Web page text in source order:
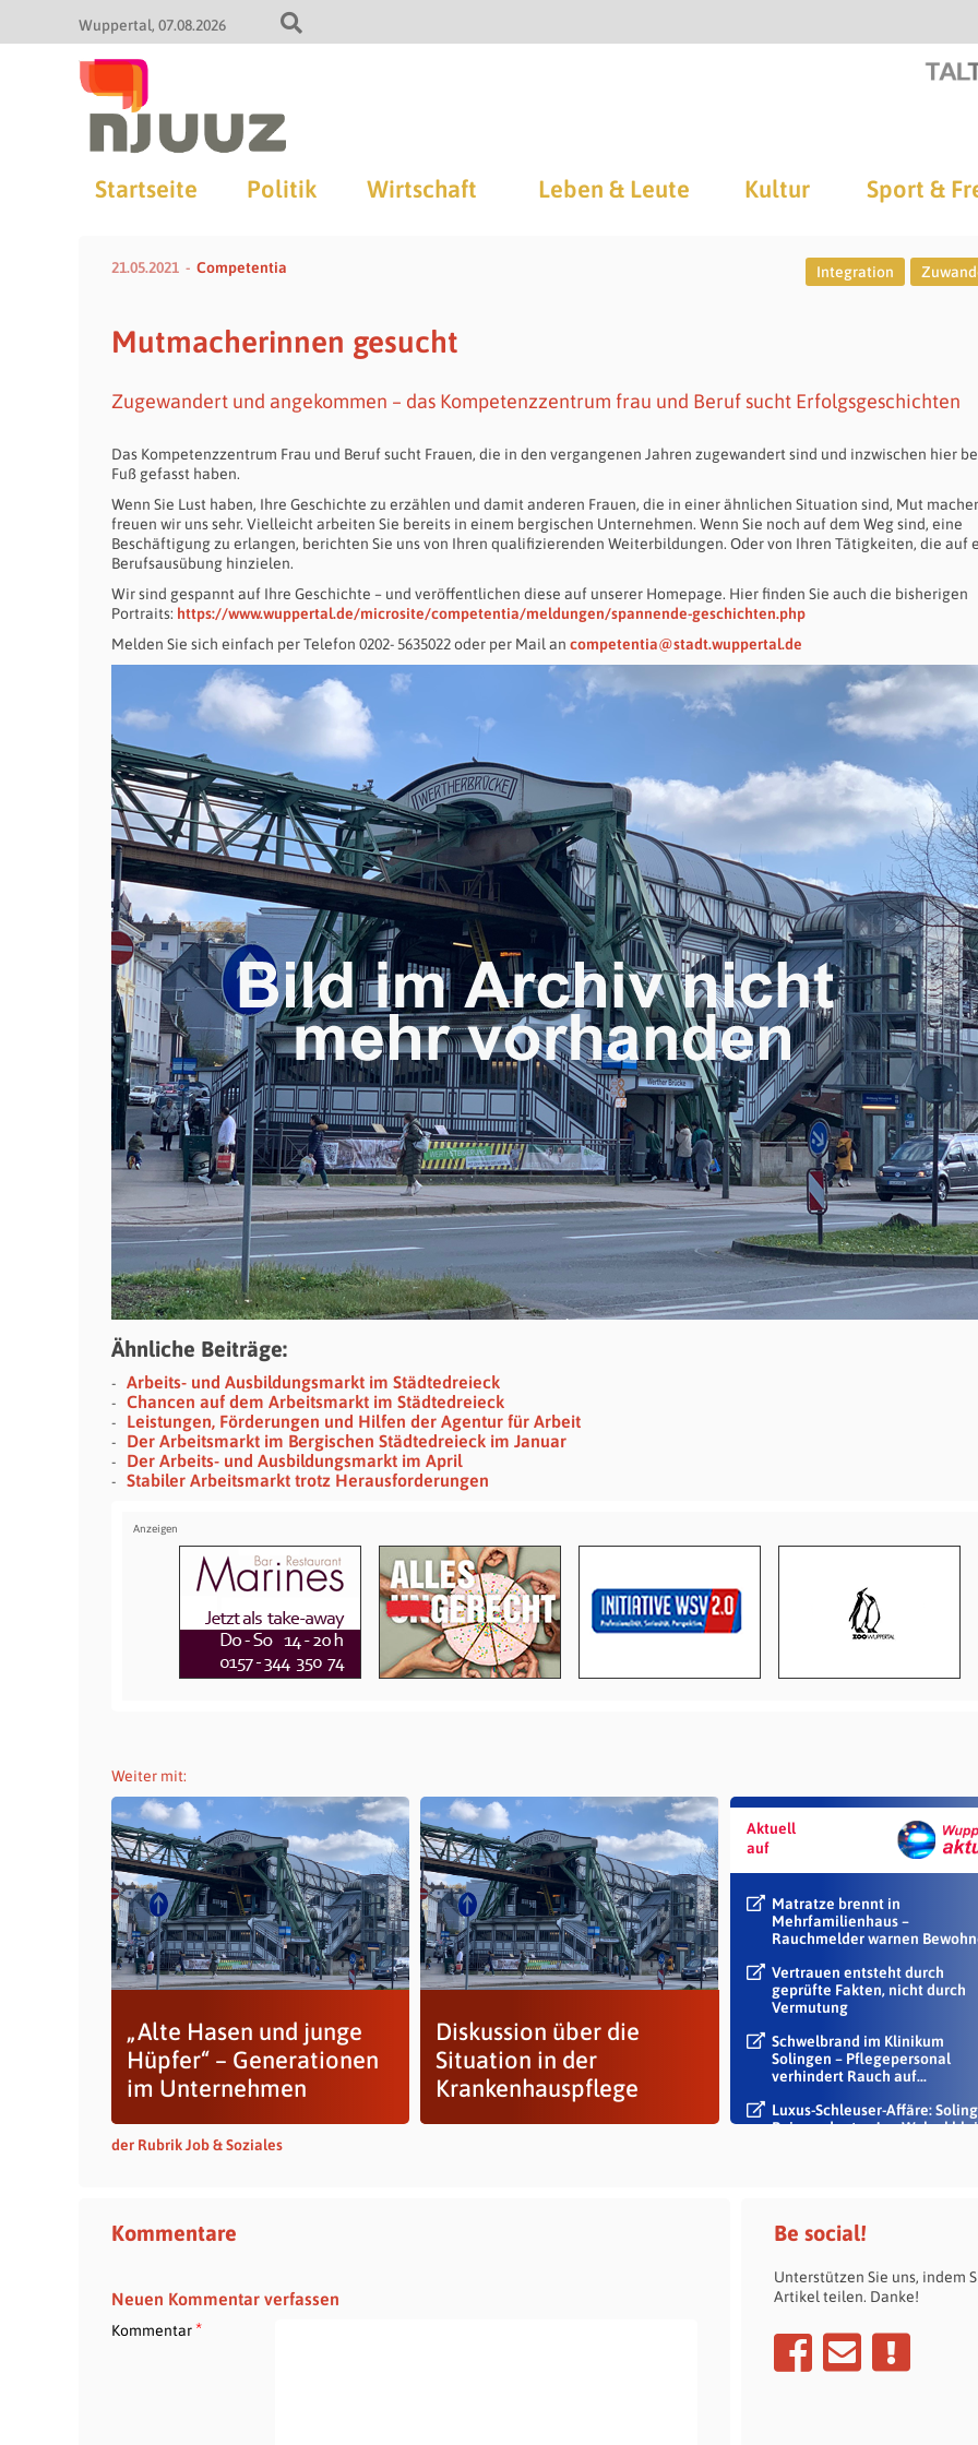
Wuppertal 07.08.2026
Startseite Politik Wirtschaft Leben & Leute Kultur Sport &
21.05.2021 Competentia Integration
Mutmacherinnen gesucht
Zugewandert und angekommen – das Kompetenzzentrum frau und Beruf sucht Erfolgsgeschichten
Das Kompetenzzentrum Frau und Beruf sucht Frauen, die in den vergangenen Jahren zugewandert sind und inzwischen hier
Fuß gefasst haben.
Wenn Sie Lust haben, Ihre Geschichte zu erzählen und damit anderen Frauen, die in einer ähnlichen Situation sind, Mut
freuen wir uns sehr. Vielleicht arbeiten Sie bereits in einem bergischen Unternehmen. Wenn Sie noch auf dem Weg sind, eine
Beschäftigung zu erlangen, berichten Sie uns von Ihren qualifizierenden Weiterbildungen. Oder von Ihren Tätigkeiten, die auf
Berufsausübung hinzielen.
Wir sind gespannt auf Ihre Geschichte – und veröffentlichen diese auf unserer Homepage. Hier finden Sie auch die bisherigen
Portraits: https://www.wuppertal.de/microsite/competentia/meldungen/spannende-geschichten.php
Melden Sie sich einfach per Telefon 0202- 5635022 oder per Mail an competentia@stadt.wuppertal.de
Ähnliche Beiträge:
Arbeits- und Ausbildungsmarkt im Städtedreieck
Chancen auf dem Arbeitsmarkt im Städtedreieck
Leistungen, Förderungen und Hilfen der Agentur für Arbeit
Der Arbeitsmarkt im Bergischen Städtedreieck im Januar
Der Arbeits- und Ausbildungsmarkt im April
Stabiler Arbeitsmarkt trotz Herausforderungen
Weiter mit:
„Alte Hasen und junge
Hüpfer“ – Generationen
im Unternehmen
Diskussion über die
Situation in der
Krankenhauspflege
Aktuell
auf
Matratze brennt in
Mehrfamilienhaus –
Rauchmelder warnen
Vertrauen entsteht durch
geprüfte Fakten, nicht durch
Vermutung
Schwelbrand im Klinikum
Solingen – Pflegepersonal
verhindert Rauch auf...
Luxus-Schleuser-Affäre:
Beigeordneter Jan Welzel
der Rubrik Job & Soziales
Kommentare
Neuen Kommentar verfassen
Kommentar*
Be social!
Unterstützen Sie uns, indem
Artikel teilen. Danke!